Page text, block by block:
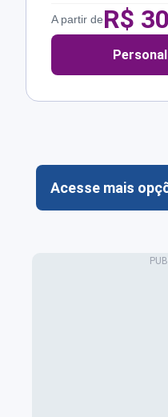
A partir deR$
Acesse mais